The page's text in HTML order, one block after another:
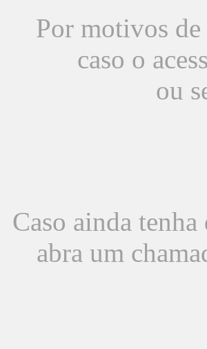
Por motivos de
caso o
ou
Caso ainda
abra um